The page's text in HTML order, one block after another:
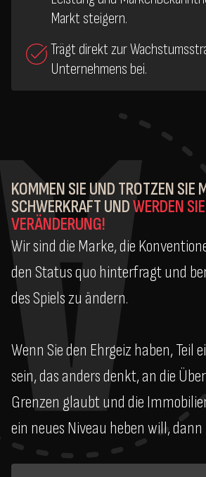
Markt steigern.
Trägt direkt zur
Unternehmens bei.
KOMMEN SIE UND TROTZEN SIE
SCHWERKRAFT UNDWERDEN
VERÄNDERUNG!
Wir sind die Marke, die
den Status quo hinterfragt und
des Spiels zu ändern.
Wenn Sie den Ehrgeiz haben, Teil
sein, das anders denkt, an die
Grenzen glaubt und die
ein neues Niveau heben will,